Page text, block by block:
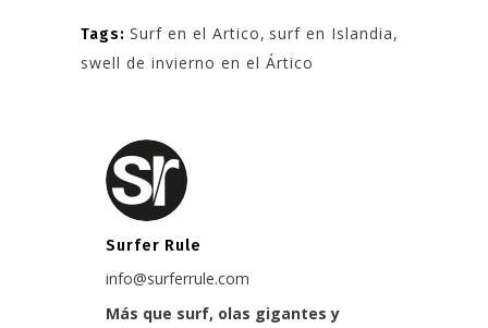
Tags: Surf en el Artico, surf en Islandia,
swell de invierno en el Ártico
Surfer Rule
info@surferrule.com
Más que surf, olas gigantes y